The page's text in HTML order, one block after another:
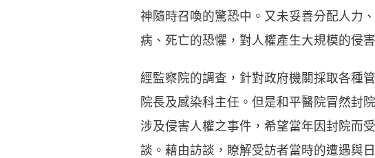
神隨時召喚的驚恐中。又未妥善分配人力
病、死亡的恐懼，對人權產生大規模的侵害
經監察院的調查，針對政府機關採取各種
院長及感染科主任。但是和平醫院冒然封
涉及侵害人權之事件，希望當年因封院而
談。藉由訪談，瞭解受訪者當時的遭遇與